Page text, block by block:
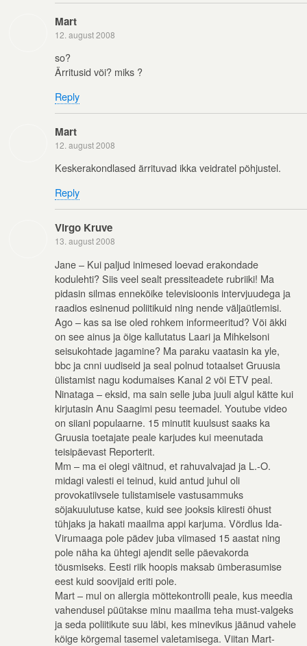
Mart
12. august 2008
so?
Ärritusid või? miks ?
Reply
Mart
12. august 2008
Keskerakondlased ärrituvad ikka veidratel põhjustel.
Reply
Virgo Kruve
13. august 2008
Jane – Kui paljud inimesed loevad erakondade
kodulehti? Siis veel sealt pressiteadete rubriiki! Ma
pidasin silmas ennekõike televisioonis intervjuudega ja
raadios esinenud poliitikuid ning nende väljaütlemisi.
Ago – kas sa ise oled rohkem informeeritud? Või äkki
on see ainus ja õige kallutatus Laari ja Mihkelsoni
seisukohtade jagamine? Ma paraku vaatasin ka yle,
bbc ja cnni uudiseid ja seal polnud totaalset Gruusia
ülistamist nagu kodumaises Kanal 2 või ETV peal.
Ninataga – eksid, ma sain selle juba juuli algul kätte kui
kirjutasin Anu Saagimi pesu teemadel. Youtube video
on siiani populaarne. 15 minutit kuulsust saaks ka
Gruusia toetajate peale karjudes kui meenutada
teisipäevast Reporterit.
Mm – ma ei olegi väitnud, et rahuvalvajad ja L.-O.
midagi valesti ei teinud, kuid antud juhul oli
provokatiivsele tulistamisele vastusammuks
sõjakuulutuse katse, kuid see jooksis kiiresti õhust
tühjaks ja hakati maailma appi karjuma. Võrdlus Ida-
Virumaaga pole pädev juba viimased 15 aastat ning
pole näha ka ühtegi ajendit selle päevakorda
tõusmiseks. Eesti riik hoopis maksab ümberasumise
eest kuid soovijaid eriti pole.
Mart – mul on allergia mõttekontrolli peale, kus meedia
vahendusel püütakse minu maailma teha must-valgeks
ja seda poliitikute suu läbi, kes minevikus jäänud vahele
kõige kõrgemal tasemel valetamisega. Viitan Mart-